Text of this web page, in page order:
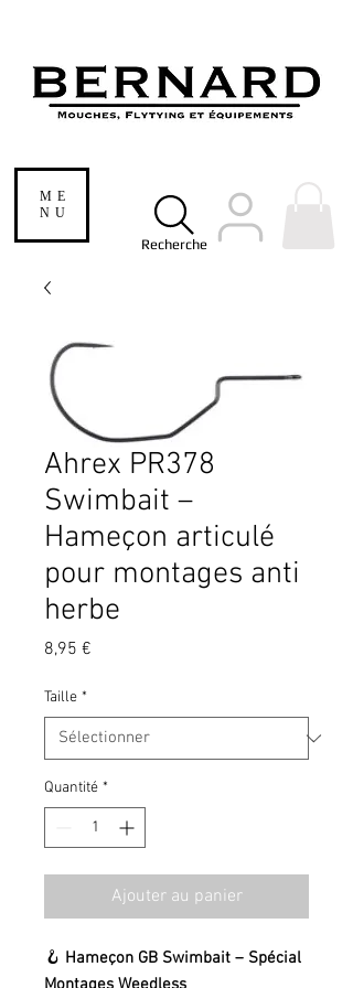
ME
NU
Recherche
Ahrex PR378
Swimbait –
Hameçon articulé
pour montages anti
herbe
8,95 €
Taille *
Quantité *
Ajouter au panier
🪝 Hameçon GB Swimbait – Spécial